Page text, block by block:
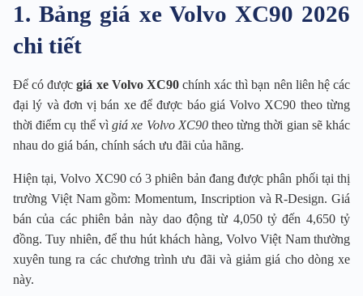
1. Bảng giá xe Volvo XC90 2026
chi tiết
Để có đượcgiá xe Volvo XC90chính xác thì bạn nên liên hệ các
đại lý và đơn vị bán xe để được báo giá Volvo XC90 theo từng
thời điểm cụ thể vìgiá xe Volvo XC90theo từng thời gian sẽ khác
nhau do giá bán, chính sách ưu đãi của hãng.
Hiện tại, Volvo XC90 có 3 phiên bản đang được phân phối tại thị
trường Việt Nam gồm: Momentum, Inscription và R-Design. Giá
bán của các phiên bản này dao động từ 4,050 tỷ đến 4,650 tỷ
đồng. Tuy nhiên, để thu hút khách hàng, Volvo Việt Nam thường
xuyên tung ra các chương trình ưu đãi và giảm giá cho dòng xe
này.